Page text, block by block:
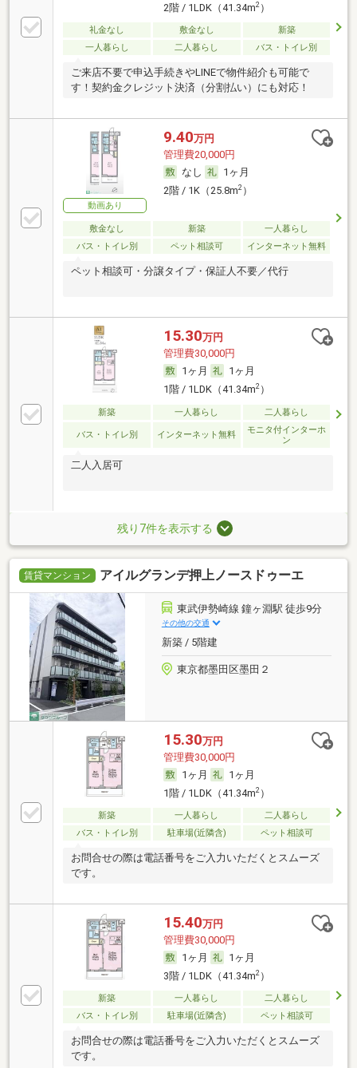
2階 / 1LDK（41.34m2）
礼金なし 敷金なし
新築
一人暮らし
二人暮らし バス・トイレ別
ご来店不要で申込手続きやLINEで物件紹介も可能で
す！契約金クレジット決済（分割払い）にも対応！
動画あり
9.40万円
管理費20,000円
なし
1ヶ月
2階 / 1K（25.8m2）
敷金なし 新築
一人暮らし
バス・トイレ別
ペット相談可 インターネット無料
ペット相談可・分譲タイプ・保証人不要／代行
15.30万円
管理費30,000円
1ヶ月
1ヶ月
1階 / 1LDK（41.34m2）
新築 一人暮らし 二人暮らし
バス・トイレ別 インターネット無料
モニタ付インターホ
ン
二人入居可
残り7件を表示する
賃貸マンション アイルグランデ押上ノースドゥーエ
東武伊勢崎線 鐘ヶ淵駅 徒歩9分
その他の交通
新築 / 5階建
東京都墨田区墨田２
15.30万円
管理費30,000円
1ヶ月
1ヶ月
1階 / 1LDK（41.34m2）
新築 一人暮らし
二人暮らし
バス・トイレ別
駐車場(近隣含) ペット相談可
お問合せの際は電話番号をご入力いただくとスムーズ
です。
15.40万円
管理費30,000円
1ヶ月
1ヶ月
3階 / 1LDK（41.34m2）
新築 一人暮らし
二人暮らし
バス・トイレ別
駐車場(近隣含) ペット相談可
お問合せの際は電話番号をご入力いただくとスムーズ
です。